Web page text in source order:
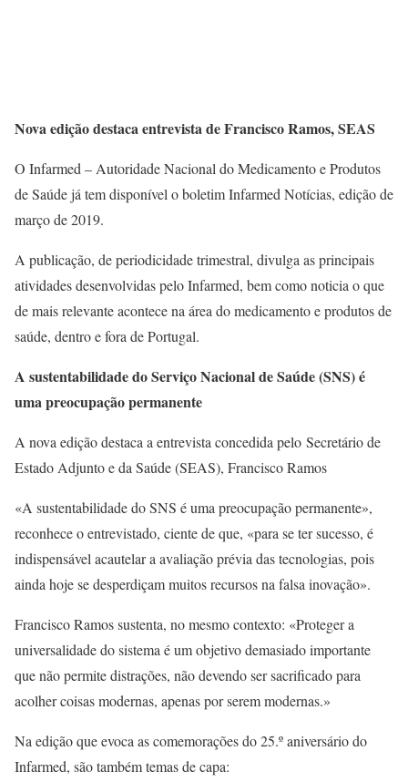
Nova edição destaca entrevista de Francisco Ramos, SEAS
O Infarmed – Autoridade Nacional do Medicamento e Produtos
de Saúde já tem disponível o boletim Infarmed Notícias, edição de
março de 2019.
A publicação, de periodicidade trimestral, divulga as principais
atividades desenvolvidas pelo Infarmed, bem como noticia o que
de mais relevante acontece na área do medicamento e produtos de
saúde, dentro e fora de Portugal.
A sustentabilidade do Serviço Nacional de Saúde (SNS) é
uma preocupação permanente
A nova edição destaca a entrevista concedida pelo Secretário de
Estado Adjunto e da Saúde (SEAS), Francisco Ramos
«A sustentabilidade do SNS é uma preocupação permanente»,
reconhece o entrevistado, ciente de que, «para se ter sucesso, é
indispensável acautelar a avaliação prévia das tecnologias, pois
ainda hoje se desperdiçam muitos recursos na falsa inovação».
Francisco Ramos sustenta, no mesmo contexto: «Proteger a
universalidade do sistema é um objetivo demasiado importante
que não permite distrações, não devendo ser sacrificado para
acolher coisas modernas, apenas por serem modernas.»
Na edição que evoca as comemorações do 25.º aniversário do
Infarmed, são também temas de capa: